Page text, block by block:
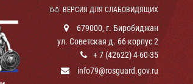
ВЕРСИЯ ДЛЯ СЛАБОВИДЯЩИХ
679000, г. Биробиджан
ул. Советская д. 66 корпус 2
+ 7 (42622) 4-60-35
info79@rosguard.gov.ru